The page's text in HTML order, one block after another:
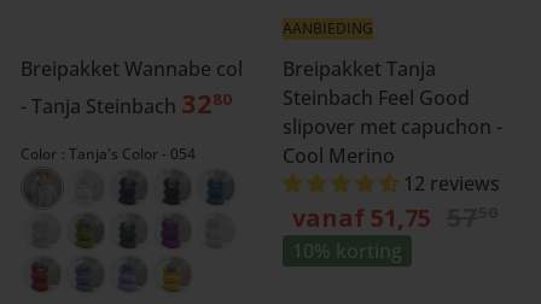
Breipakket Wannabe col
- Tanja Steinbach 3280
Color Tanja's Color - 054
AANBIEDING
Breipakket Tanja
Steinbach Feel Good
slipover met capuchon -
Cool Merino
12 reviews
vanaf 51,75
10% korting